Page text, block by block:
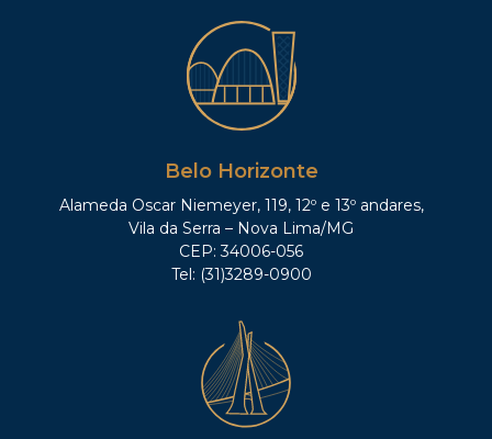
Belo Horizonte
Alameda Oscar Niemeyer, 119, 12º e 13º andares,
Vila da Serra – Nova Lima/MG
CEP: 34006-056
Tel: (31)3289-0900